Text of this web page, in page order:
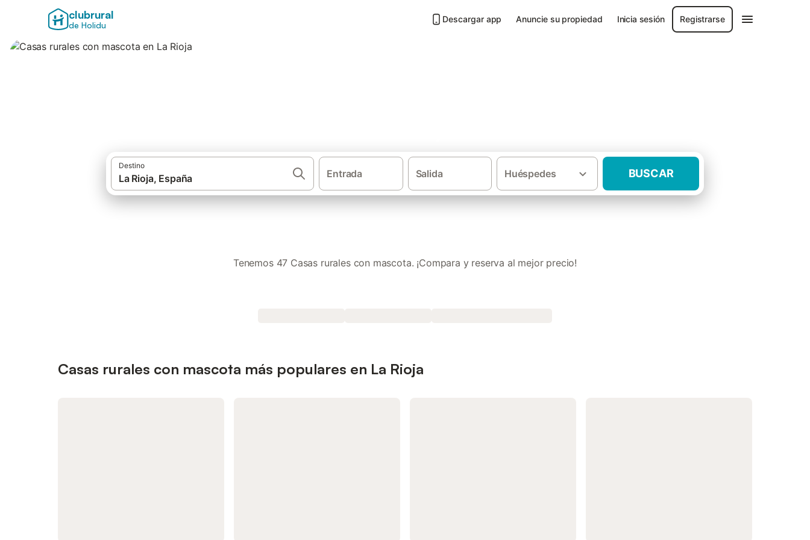
clubrural
de Holidu
Descargar app Anuncie su propiedad Inicia sesión Registrarse
Destino
Entrada Salida Huéspedes BUSCAR
Tenemos 47 Casas rurales con mascota. ¡Compara y reserva al mejor precio!
Casas rurales con mascota más populares en La Rioja